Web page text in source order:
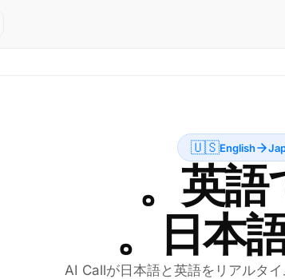
English
🇺🇸
日本
AI Callが日本語と英語をリアルタ